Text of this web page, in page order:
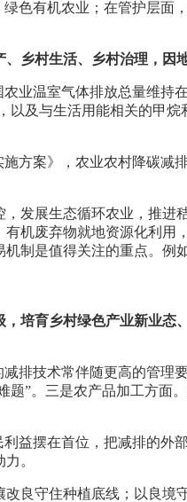
色有机农业；在管护层面
乡村生活、乡村治理，因
业温室气体排放总量维持
及与生活用能相关的甲
方案》，农业农村降碳减
发展生态循环农业，推进
机废弃物就地资源化利用
制是值得关注的重点。例
培育乡村绿色产业新业态
排技术常伴随更高的管理
”。三是农产品加工方面
益摆在首位，把减排的外
。
良守住种植底线；以良境